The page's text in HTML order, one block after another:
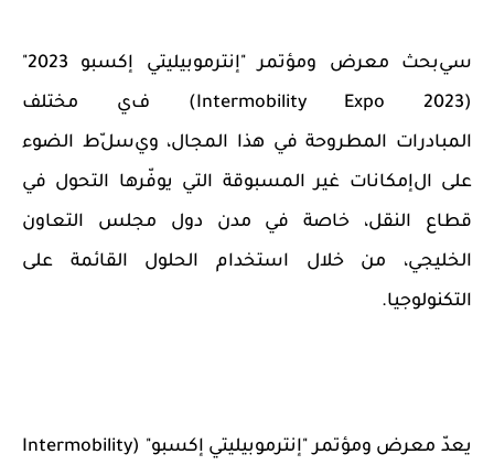
سيبحث معرض ومؤتمر "إنترموبيليتي إكسبو
"
(
Intermobility Expo 2023) في مختلف
المبادرات المطروحة في هذا المجال، ويسلط الضوء
على الإمكانات غير المسبوقة التي يوفّرها التحول في
قطاع النقل، خاصة في مدن دول مجلس التعاون
الخليجي، من خلال استخدام الحلول القائمة على
التكنولوجيا.
يعدّ معرض ومؤتمر "إنترموبيليتي إكسبو" (Intermobility